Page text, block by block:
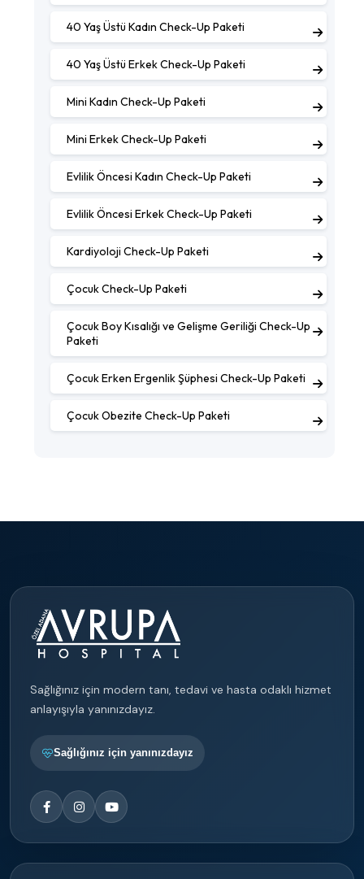
40 Yaş Üstü Kadın Check-Up Paketi
40 Yaş Üstü Erkek Check-Up Paketi
Mini Kadın Check-Up Paketi
Mini Erkek Check-Up Paketi
Evlilik Öncesi Kadın Check-Up Paketi
Evlilik Öncesi Erkek Check-Up Paketi
Kardiyoloji Check-Up Paketi
Çocuk Check-Up Paketi
Çocuk Boy Kısalığı ve Gelişme Geriliği Check-Up
Paketi
Çocuk Erken Ergenlik Şüphesi Check-Up Paketi
Çocuk Obezite Check-Up Paketi
Sağlığınız için modern tanı, tedavi ve hasta odaklı hizmet
anlayışıyla yanınızdayız.
Sağlığınız için yanınızdayız